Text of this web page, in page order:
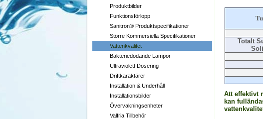
Produktbilder
Funktionsförlopp
Sanitron® Produktspecifikationer
Större Kommersiella Specifikationer
Vattenkvalitet
Bakteriedödande Lampor
Ultraviolett Dosering
Driftkaraktärer
Installation & Underhåll
Installationsbilder
Övervakningsenheter
Valfria Tillbehör
Totalt
Att effektivt
kan